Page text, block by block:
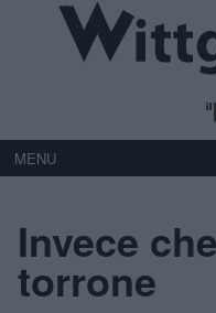
MENU
Invece
torrone